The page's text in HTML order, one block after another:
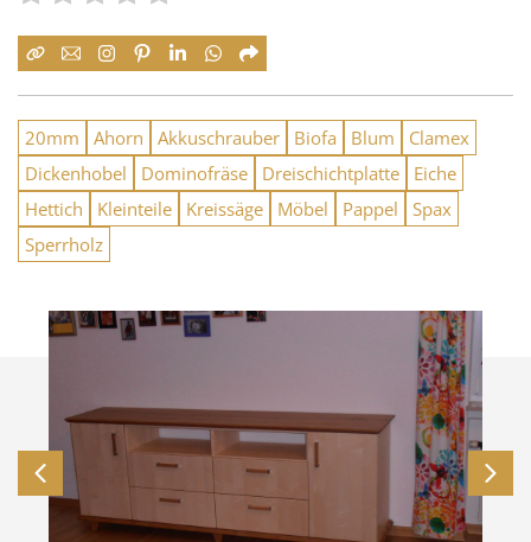
20mm Ahorn Akkuschrauber Biofa Blum
Clamex
Dickenhobel
Dominofräse Dreischichtplatte
Eiche
Hettich
Kleinteile Kreissäge Möbel Pappel
Spax
Sperrholz